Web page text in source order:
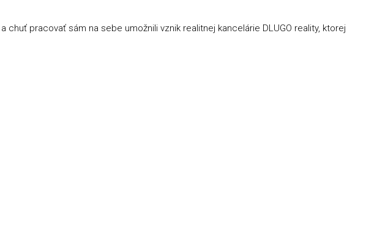
pracovať sám na sebe umožnili vznik realitnej kancelárie DLUGO reality, ktorej